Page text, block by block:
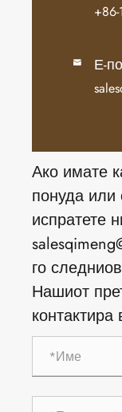
 Е-
Ако имате
понуда или
испратете
го
Нашиот